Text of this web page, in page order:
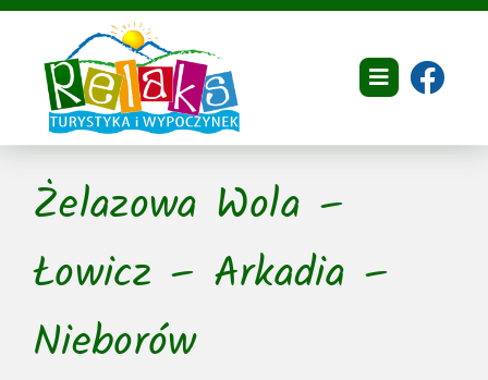
Przejdź
zawartości
Toggle
Home
O nas
Dokumenty
Oferta
Żelazowa Wola –
Łowicz – Arkadia –
Nieborów